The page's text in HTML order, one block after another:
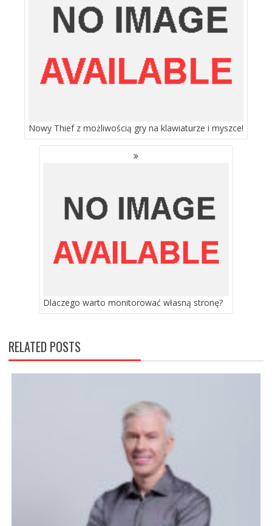
Nowy Thief z możliwością gry na klawiaturze i myszce!
Dlaczego warto monitorować własną stronę?
RELATED POSTS